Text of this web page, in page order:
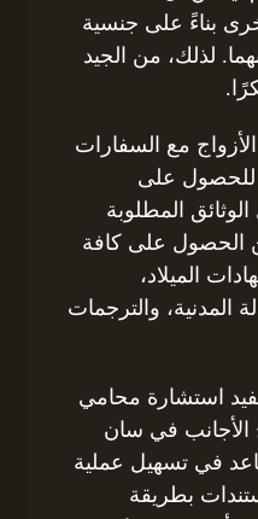
بناءً على جنسية
لذلك، من الجيد
مع السفارات
للحصول على
المطلوبة
الحصول على كافة
الميلاد،
المدنية، والترجمات
استشارة محامي
في سان
في تسهيل عملية
بطريقة